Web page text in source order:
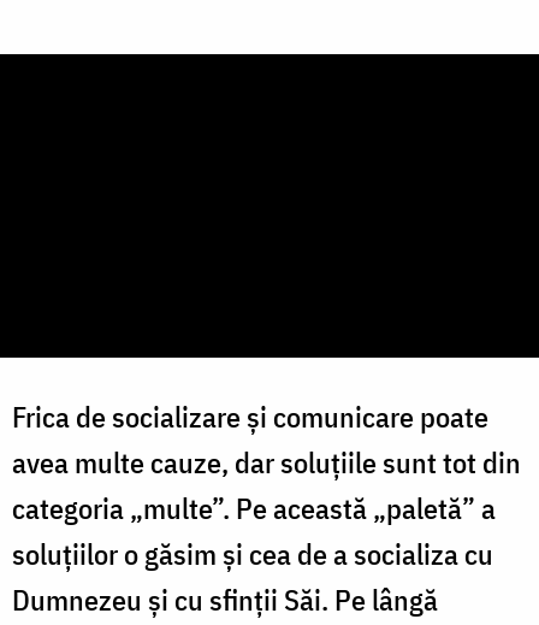
Frica de socializare și comunicare poate
avea multe cauze, dar soluțiile sunt tot din
categoria „multe”. Pe această „paletă” a
soluțiilor o găsim și cea de a socializa cu
Dumnezeu și cu sfinții Săi. Pe lângă